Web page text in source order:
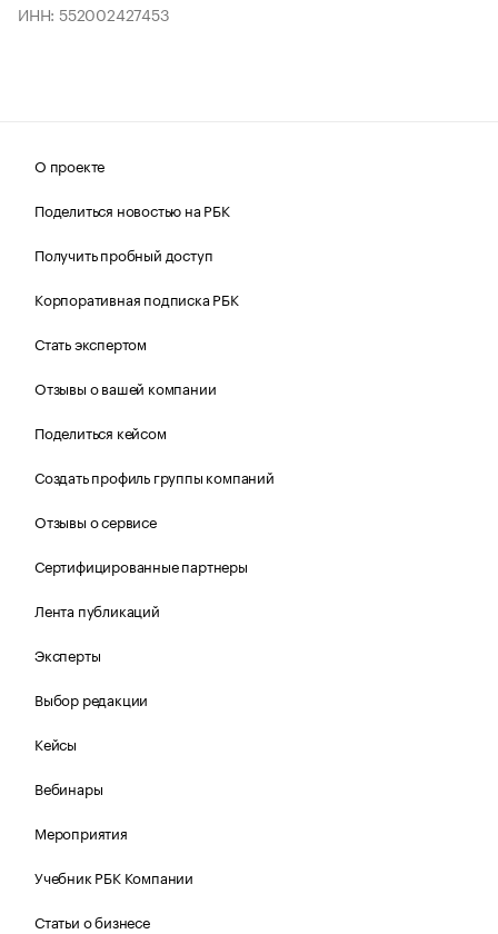
ИНН: 552002427453
О проекте
Поделиться новостью на РБК
Получить пробный доступ
Корпоративная подписка РБК
Стать экспертом
Отзывы о вашей компании
Поделиться кейсом
Создать профиль группы компаний
Отзывы о сервисе
Сертифицированные партнеры
Лента публикаций
Эксперты
Выбор редакции
Кейсы
Вебинары
Мероприятия
Учебник РБК Компании
Статьи о бизнесе